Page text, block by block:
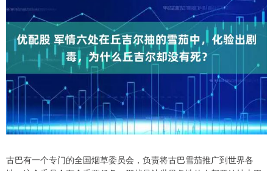
古巴有一个专门的全国烟草委员会，负责将古巴雪茄推广到世界各